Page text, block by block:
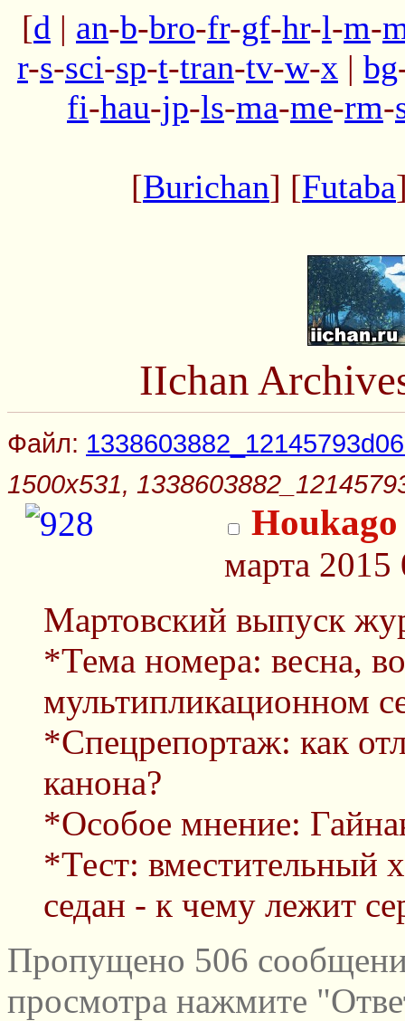
[d | an-b-bro-fr-gf-hr-l-m-
r-s-sci-sp-t-tran-tv-w-x | bg
fi-hau-jp-ls-ma-me-rm-
[Burichan] [Futaba
IIchan
Файл:
1500x531,
Houkago
марта 2015
Мартовский выпуск
*Тема номера: весна,
мультипликационном
*Спецрепортаж: как
канона?
*Особое мнение:
*Тест: вместительный
седан - к чему лежит
Пропущено 506
просмотра нажмите